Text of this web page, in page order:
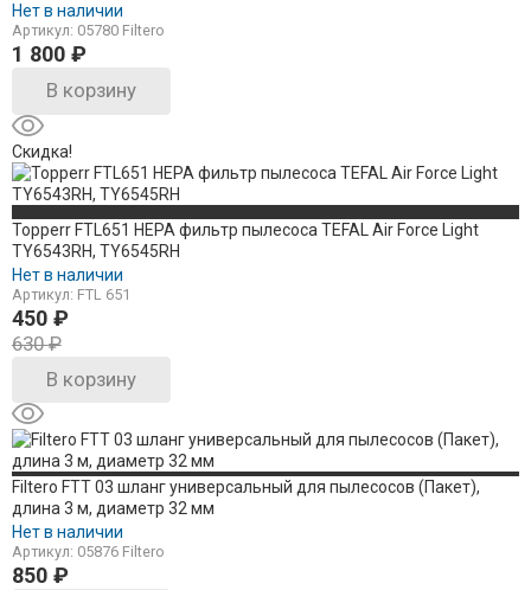
Нет в наличии
Артикул: 05780 Filtero
1 800 ₽
В корзину
Скидка!
Topperr FTL651 HEPA фильтр пылесоса TEFAL Air Force Light
TY6543RH, TY6545RH
Нет в наличии
Артикул: FTL 651
450 ₽
630₽
В корзину
Filtero FTT 03 шланг универсальный для пылесосов (Пакет),
длина 3 м, диаметр 32 мм
Нет в наличии
Артикул: 05876 Filtero
850 ₽